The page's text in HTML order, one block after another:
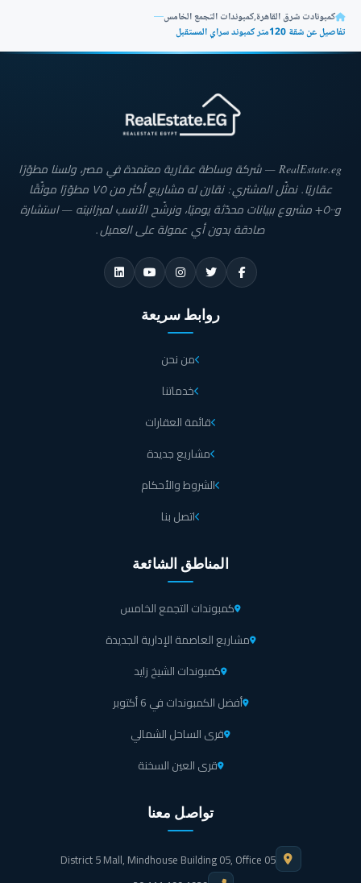
كمبونادت شرق القاهرة,كمبوندات التجمع الخامس—
تفاصيل عن شقة 120متر كمبوند سراي المستقبل
RealEstate.eg — شركة وساطة عقارية معتمدة في مصر، ولسنا مطوّرًا
عقاريًا. نمثّل المشتري: نقارن له مشاريع أكثر من ٧٥ مطوّرًا موثّقًا
و٥٠٠+ مشروع ببيانات محدّثة يوميًا، ونرشّح الأنسب لميزانيته — استشارة
صادقة بدون أي عمولة على العميل.
روابط سريعة
من نحن
خدماتنا
قائمة العقارات
مشاريع جديدة
الشروط والأحكام
اتصل بنا
المناطق الشائعة
كمبوندات التجمع الخامس
مشاريع العاصمة الإدارية الجديدة
كمبوندات الشيخ زايد
أفضل الكمبوندات في 6 أكتوبر
قرى الساحل الشمالي
قرى العين السخنة
تواصل معنا
District 5 Mall, Mindhouse Building 05, Office 05